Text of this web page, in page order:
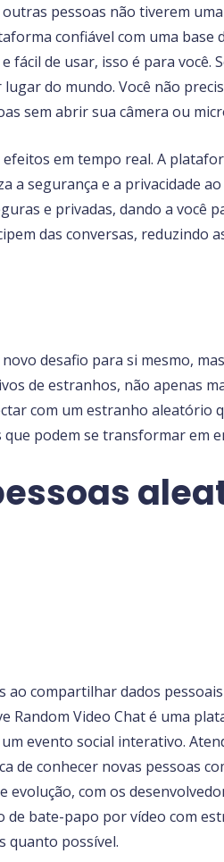
pessoas não tiverem
confiável com uma base
e fácil de usar, isso é para você.
do mundo. Você não
sem abrir sua câmera ou
em tempo real. A
a segurança e a privacidade
e privadas, dando a você
das conversas, reduzindo
desafio para si mesmo,
de estranhos, não apenas
com um estranho
podem se transformar em
compartilhar dados
Random Video Chat é uma
evento social interativo.
de conhecer novas pessoas
com os
bate-papo por vídeo com
quanto possível.